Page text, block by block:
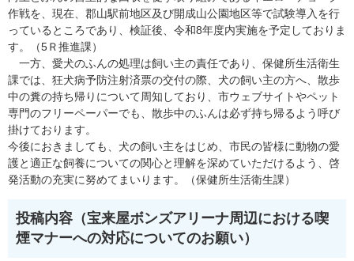
作戦を、現在、郡山駅前地区及び開成山公園地区等で試験導入を行
っているところであり、検証後、令和8年度内実施を予定しておりま
す。（5Ｒ推進課）
一方、愛犬のふんの処理は飼い主の責任であり、保健所生活衛生
課では、狂犬病予防注射済票の交付の際、犬の飼い主の方へ、散歩
中の糞の持ち帰りについて周知しており、市ウェブサイトやペット
専門のフリーペーパーでも、散歩中のふんは必ず持ち帰るよう呼び
掛けております。
今後におきましても、犬の飼い主をはじめ、市民の皆様に動物の愛
護と適正な飼養についての関心と理解を深めていただけるよう、啓
発活動の充実に努めてまいります。（保健所生活衛生課）
投稿内容（宝来屋ボンズアリーナ周辺における喫
煙マナーへの対応についてのお願い​）